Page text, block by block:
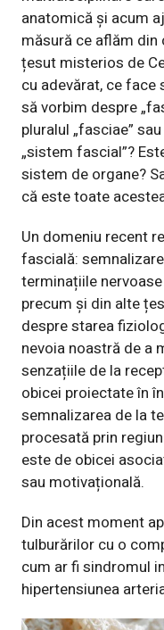
anatomică și acum
măsură ce aflăm
țesut misterios de
cu adevărat, ce face
să vorbim despre
pluralul „fasciae”
„sistem fascial”?
sistem de organe?
că este toate
Un domeniu recent
fascială:
terminațiile
precum și din alte
despre starea
nevoia noastră de a
senzațiile de la
obicei proiectate în
semnalizarea de la
procesată prin
este de obicei
sau motivațională.
Din acest moment
tulburărilor cu o
cum ar fi sindromul
hipertensiunea